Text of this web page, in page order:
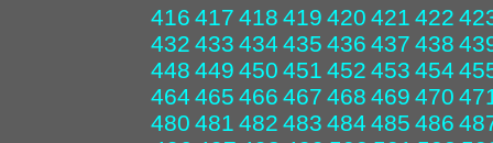
416 417 418 419 420 421 422
432 433 434 435 436 437 438
448 449 450 451 452 453 454
464 465 466 467 468 469 470
480 481 482 483 484 485 486